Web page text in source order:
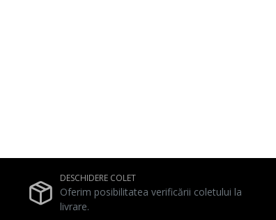
DESCHIDERE COLET
Oferim posibilitatea verificării coletului la
livrare.